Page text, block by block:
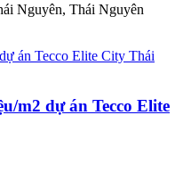
Nguyên, Thái Nguyên
m2 dự án Tecco Elite